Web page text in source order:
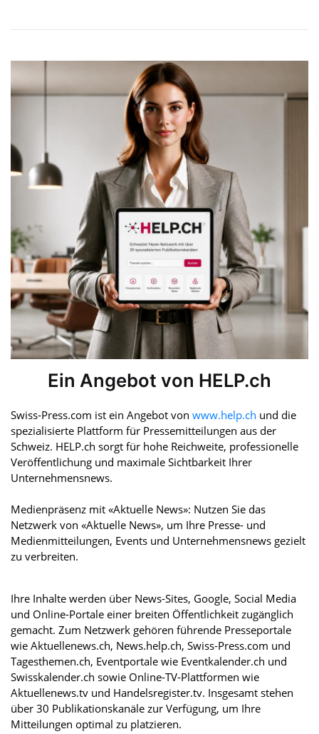
Ein Angebot von HELP.ch
Swiss-Press.com ist ein Angebot von www.help.ch und die
spezialisierte Plattform für Pressemitteilungen aus der
Schweiz. HELP.ch sorgt für hohe Reichweite, professionelle
Veröffentlichung und maximale Sichtbarkeit Ihrer
Unternehmensnews.
Medienpräsenz mit «Aktuelle News»: Nutzen Sie das
Netzwerk von «Aktuelle News», um Ihre Presse- und
Medienmitteilungen, Events und Unternehmensnews gezielt
zu verbreiten.
Ihre Inhalte werden über News-Sites, Google, Social Media
und Online-Portale einer breiten Öffentlichkeit zugänglich
gemacht. Zum Netzwerk gehören führende Presseportale
wie Aktuellenews.ch, News.help.ch, Swiss-Press.com und
Tagesthemen.ch, Eventportale wie Eventkalender.ch und
Swisskalender.ch sowie Online-TV-Plattformen wie
Aktuellenews.tv und Handelsregister.tv. Insgesamt stehen
über 30 Publikationskanäle zur Verfügung, um Ihre
Mitteilungen optimal zu platzieren.